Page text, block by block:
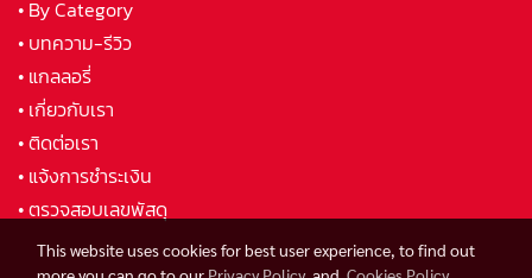
• By Category
• บทความ-รีวิว
• แกลลอรี่
• เกี่ยวกับเรา
• ติดต่อเรา
• แจ้งการชำระเงิน
• ตรวจสอบเลขพัสดุ
This website uses cookies for best user experience, to find out